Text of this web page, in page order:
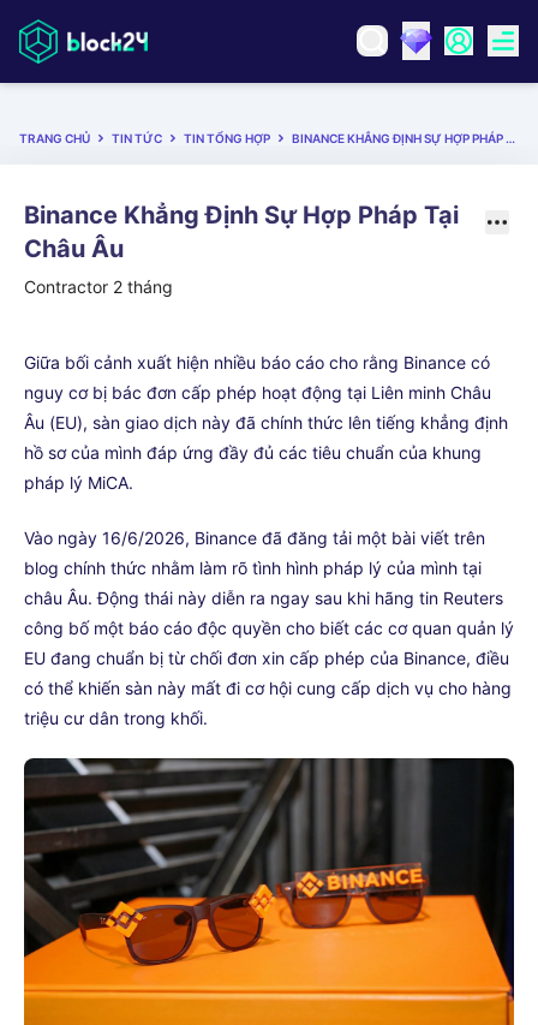
TRANG CHỦ TIN TỨC TIN TỔNG HỢP BINANCE KHẲNG ĐỊNH SỰ HỢP PHÁP TẠI CHÂU ÂU
Binance Khẳng Định Sự Hợp Pháp Tại
Châu Âu
Contractor 2 tháng
Giữa bối cảnh xuất hiện nhiều báo cáo cho rằng Binance có
nguy cơ bị bác đơn cấp phép hoạt động tại Liên minh Châu
Âu (EU), sàn giao dịch này đã chính thức lên tiếng khẳng định
hồ sơ của mình đáp ứng đầy đủ các tiêu chuẩn của khung
pháp lý MiCA.
Vào ngày 16/6/2026, Binance đã đăng tải một bài viết trên
blog chính thức nhằm làm rõ tình hình pháp lý của mình tại
châu Âu. Động thái này diễn ra ngay sau khi hãng tin Reuters
công bố một báo cáo độc quyền cho biết các cơ quan quản lý
EU đang chuẩn bị từ chối đơn xin cấp phép của Binance, điều
có thể khiến sàn này mất đi cơ hội cung cấp dịch vụ cho hàng
triệu cư dân trong khối.